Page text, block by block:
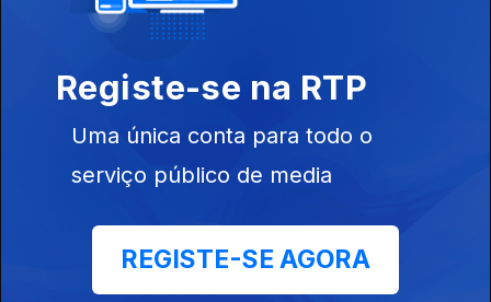
Ep. 19
Ep. 18
Registe-se na RTP
Uma única conta para todo o
serviço público de media
REGISTE-SE AGORA